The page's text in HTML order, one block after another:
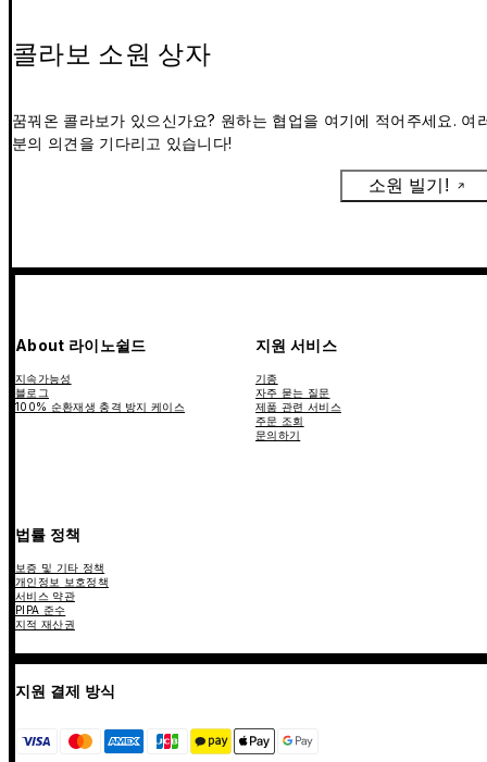
콜라보 소원 상자
꿈꿔온 콜라보가 있으신가요? 원하는 협업을 여기에 적어주세요. 여
분의 의견을 기다리고 있습니다!
소원 빌기!
About 라이노쉴드
지속가능성
블로그
100% 순환재생 충격 방지 케이스
지원 서비스
기종
자주 묻는 질문
제품 관련 서비스
주문 조회
문의하기
법률 정책
보증 및 기타 정책
개인정보 보호정책
서비스 약관
PIPA 준수
지적 재산권
지원 결제 방식